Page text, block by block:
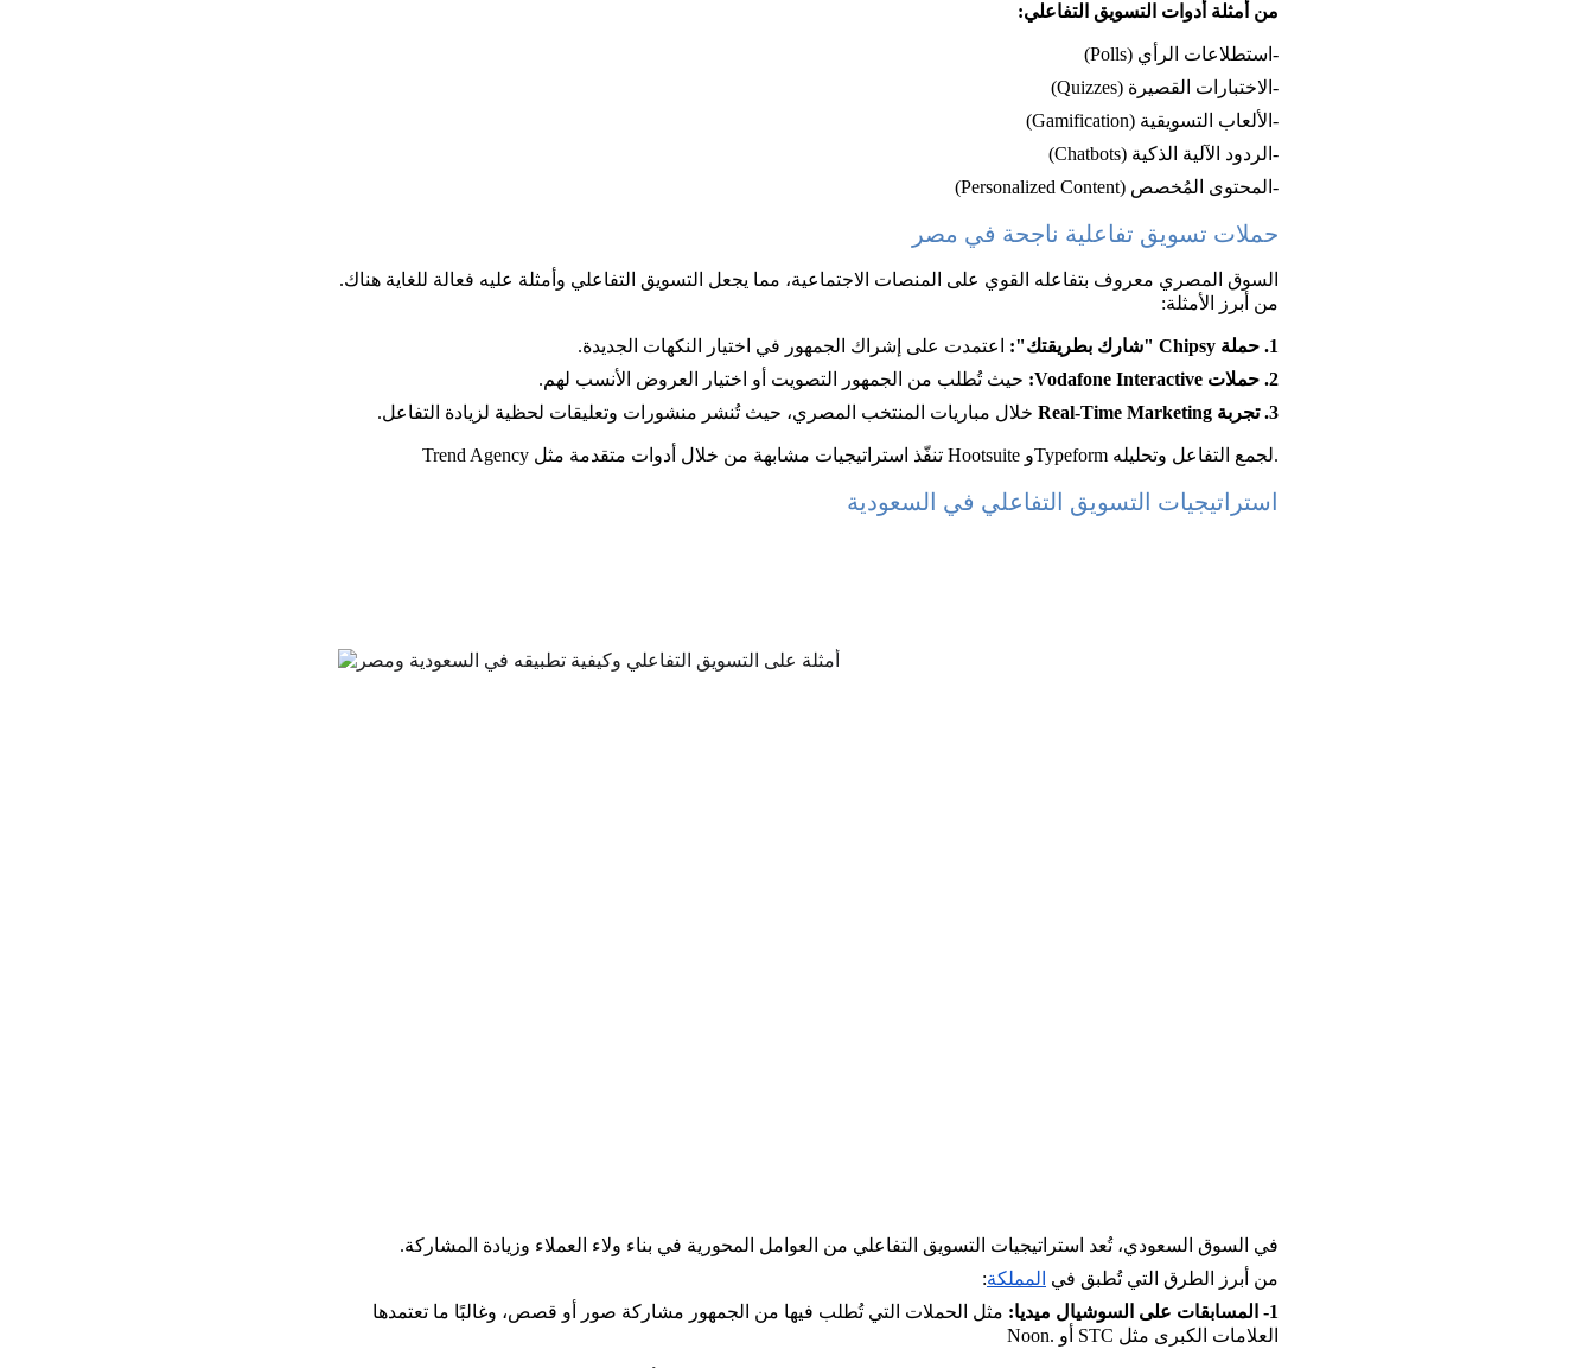
من أمثلة أدوات التسويق التفاعلي:
-استطلاعات الرأي (Polls)
-الاختبارات القصيرة (Quizzes)
-الألعاب التسويقية (Gamification)
-الردود الآلية الذكية (Chatbots)
-المحتوى المُخصص (Personalized Content)
حملات تسويق تفاعلية ناجحة في مصر
السوق المصري معروف بتفاعله القوي على المنصات الاجتماعية، مما يجعل التسويق التفاعلي وأمثلة عليه فعالة للغاية هناك.
من أبرز الأمثلة:
1. حملة Chipsy "شارك بطريقتك":
اعتمدت على إشراك الجمهور في اختيار النكهات الجديدة.
2. حملات Vodafone Interactive:
حيث تُطلب من الجمهور التصويت أو اختيار العروض الأنسب لهم.
3. تجربة Real-Time Marketing
خلال مباريات المنتخب المصري، حيث تُنشر منشورات وتعليقات لحظية لزيادة التفاعل.
Trend Agency تنفّذ استراتيجيات مشابهة من خلال أدوات متقدمة مثل Hootsuite وTypeform لجمع التفاعل وتحليله.
استراتيجيات التسويق التفاعلي في السعودية
في السوق السعودي، تُعد استراتيجيات التسويق التفاعلي من العوامل المحورية في بناء ولاء العملاء وزيادة المشاركة.
من أبرز الطرق التي تُطبق في المملكة:
1- المسابقات على السوشيال ميديا:
مثل الحملات التي تُطلب فيها من الجمهور مشاركة صور أو قصص، وغالبًا ما تعتمدها
العلامات الكبرى مثل STC أو .Noon